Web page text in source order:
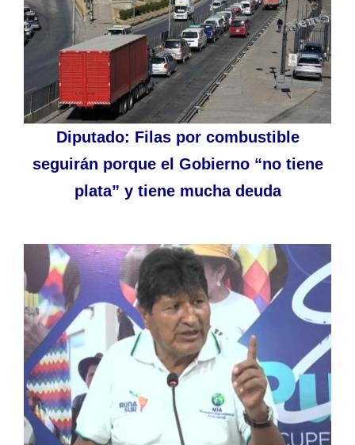
Diputado: Filas por combustible
seguirán porque el Gobierno “no tiene
plata” y tiene mucha deuda